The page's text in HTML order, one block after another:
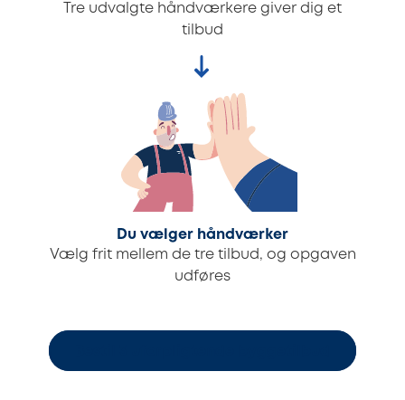
Tre udvalgte håndværkere giver dig et
tilbud
Du vælger håndværker
Vælg frit mellem de tre tilbud, og opgaven
udføres